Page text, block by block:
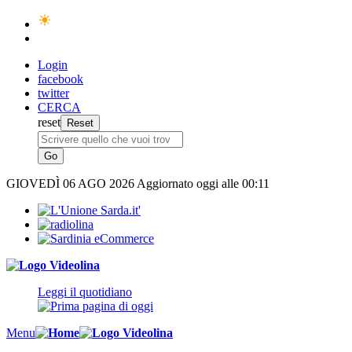
Login
facebook
twitter
CERCA
reset
GIOVEDÌ 06 AGO 2026 Aggiornato oggi alle 00:11
Leggi il quotidiano
Menu